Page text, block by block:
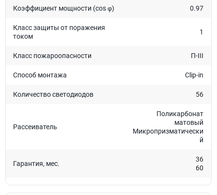
Коэффициент мощности (cos φ) 0.97
Класс защиты от поражения
током
1
Класс пожароопасности П-III
Способ монтажа Clip-in
Количество светодиодов 56
Рассеиватель
Поликарбонат
матовый
Микропризматически
й
Гарантия, мес.
36
60